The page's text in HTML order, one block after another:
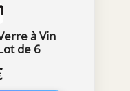
à Vin
de 6